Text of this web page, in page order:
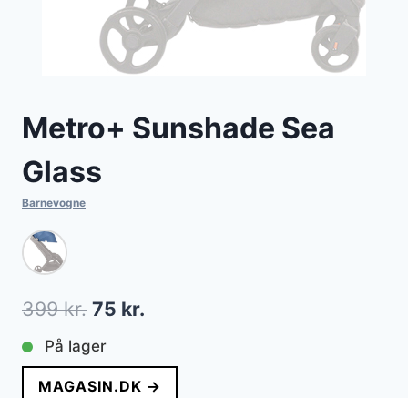
Metro+ Sunshade Sea
Glass
Barnevogne
399kr. Den
oprindelige
pris
75 kr.
pris
På lager
MAGASIN.DK →